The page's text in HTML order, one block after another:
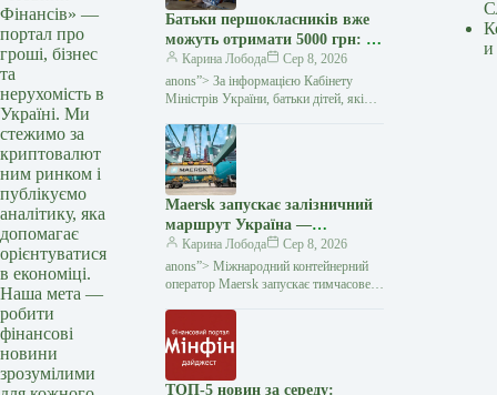
Фінансів» —
портал про
гроші, бізнес
та
нерухомість в
Україні. Ми
стежимо за
криптовалют
ним ринком і
публікуємо
аналітику, яка
допомагає
орієнтуватися
в економіці.
Наша мета —
робити
фінансові
новини
зрозумілими
Батьки першокласників вже
можуть отримати 5000 грн: як
оформити «Пакунок
школяра» — Мінфін
Карина Лобода
Сер 8, 2026
anons”> За інформацією Кабінету
Міністрів України, батьки дітей, які
до першого класу, вже можуть подати
заяву на отримання
Maersk запускає залізничний
маршрут Україна —
Констанца через атаки на
чорноморські порти —
Мінфін
Карина Лобода
Сер 8, 2026
anons”> Міжнародний контейнерний
оператор Maersk запускає тимчасове
та румунським портом Констанца.
Рішення
ТОП-5 новин за середу:
и